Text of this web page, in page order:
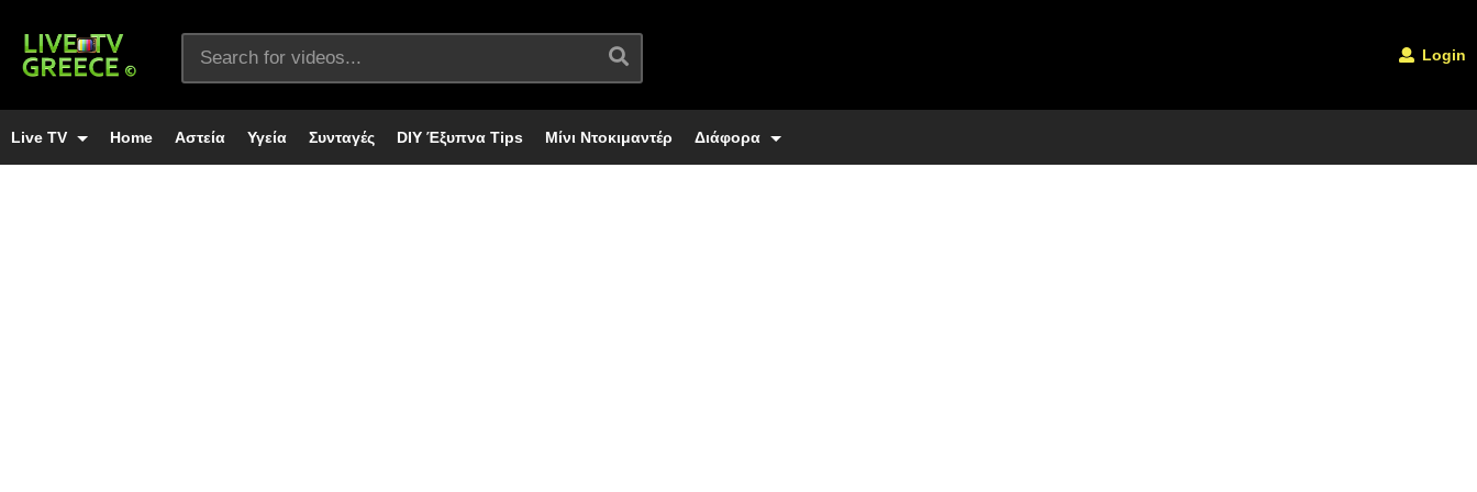
Login
Live TV Home Αστεία Υγεία Συνταγές DIY Έξυπνα Tips Μίνι Ντοκιμαντέρ Διάφορα